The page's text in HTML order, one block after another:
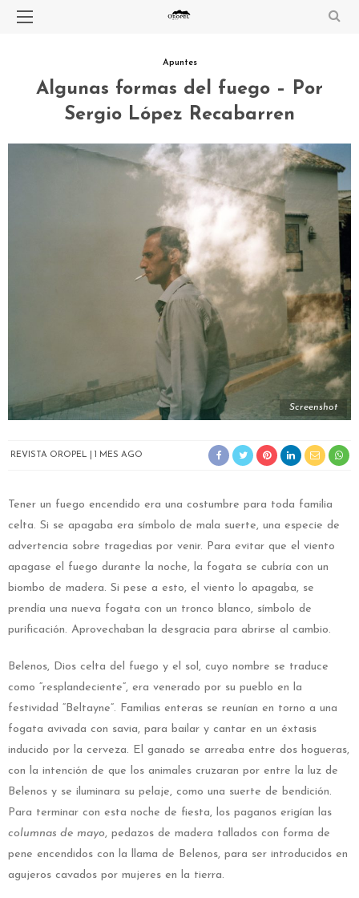
Apuntes
Algunas formas del fuego – Por
Sergio López Recabarren
Screenshot
REVISTA OROPEL 1 MES AGO
Tener un fuego encendido era una costumbre para toda familia
celta. Si se apagaba era símbolo de mala suerte, una especie de
advertencia sobre tragedias por venir. Para evitar que el viento
apagase el fuego durante la noche, la fogata se cubría con un
biombo de madera. Si pese a esto, el viento lo apagaba, se
prendía una nueva fogata con un tronco blanco, símbolo de
purificación. Aprovechaban la desgracia para abrirse al cambio.
Belenos, Dios celta del fuego y el sol, cuyo nombre se traduce
como “resplandeciente”, era venerado por su pueblo en la
festividad “Beltayne”. Familias enteras se reunían en torno a una
fogata avivada con savia, para bailar y cantar en un éxtasis
inducido por la cerveza. El ganado se arreaba entre dos hogueras,
con la intención de que los animales cruzaran por entre la luz de
Belenos y se iluminara su pelaje, como una suerte de bendición.
Para terminar con esta noche de fiesta, los paganos erigían las
columnas de mayo, pedazos de madera tallados con forma de
pene encendidos con la llama de Belenos, para ser introducidos en
agujeros cavados por mujeres en la tierra.